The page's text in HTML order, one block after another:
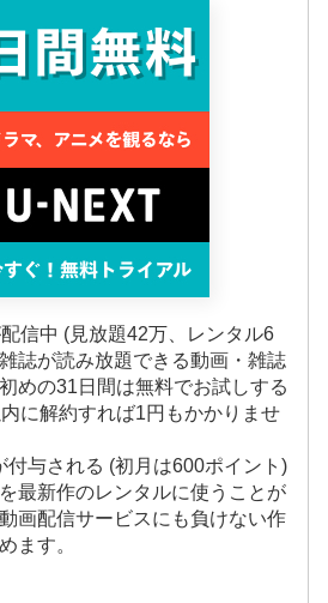
信中 (見放題42万、レンタル6
誌が読み放題できる動画・雑誌
めの31日間は無料でお試しする
に解約すれば1円もかかりませ
付与される (初月は600ポイント)
最新作のレンタルに使うことが
画配信サービスにも負けない作
ます。